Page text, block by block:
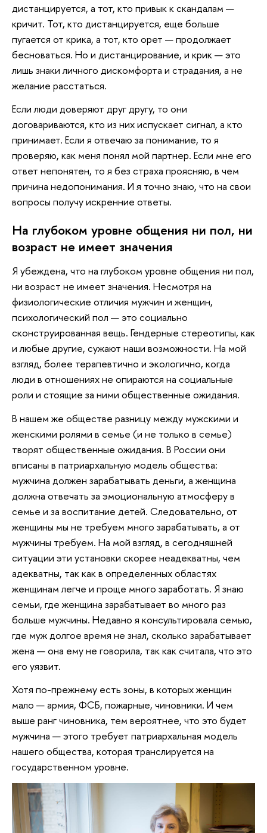
дистанцируется, а тот, кто привык к скандалам —
кричит. Тот, кто дистанцируется, еще больше
пугается от крика, а тот, кто орет — продолжает
бесноваться. Но и дистанцирование, и крик — это
лишь знаки личного дискомфорта и страдания, а не
желание расстаться.
Если люди доверяют друг другу, то они
договариваются, кто из них испускает сигнал, а кто
принимает. Если я отвечаю за понимание, то я
проверяю, как меня понял мой партнер. Если мне его
ответ непонятен, то я без страха проясняю, в чем
причина недопонимания. И я точно знаю, что на свои
вопросы получу искренние ответы.
На глубоком уровне общения ни пол, ни
возраст не имеет значения
Я убеждена, что на глубоком уровне общения ни пол,
ни возраст не имеет значения. Несмотря на
физиологические отличия мужчин и женщин,
психологический пол — это социально
сконструированная вещь. Гендерные стереотипы, как
и любые другие, сужают наши возможности. На мой
взгляд, более терапевтично и экологично, когда
люди в отношениях не опираются на социальные
роли и стоящие за ними общественные ожидания.
В нашем же обществе разницу между мужскими и
женскими ролями в семье (и не только в семье)
творят общественные ожидания. В России они
вписаны в патриархальную модель общества:
мужчина должен зарабатывать деньги, а женщина
должна отвечать за эмоциональную атмосферу в
семье и за воспитание детей. Следовательно, от
женщины мы не требуем много зарабатывать, а от
мужчины требуем. На мой взгляд, в сегодняшней
ситуации эти установки скорее неадекватны, чем
адекватны, так как в определенных областях
женщинам легче и проще много заработать. Я знаю
семьи, где женщина зарабатывает во много раз
больше мужчины. Недавно я консультировала семью,
где муж долгое время не знал, сколько зарабатывает
жена — она ему не говорила, так как считала, что это
его уязвит.
Хотя по-прежнему есть зоны, в которых женщин
мало — армия, ФСБ, пожарные, чиновники. И чем
выше ранг чиновника, тем вероятнее, что это будет
мужчина — этого требует патриархальная модель
нашего общества, которая транслируется на
государственном уровне.